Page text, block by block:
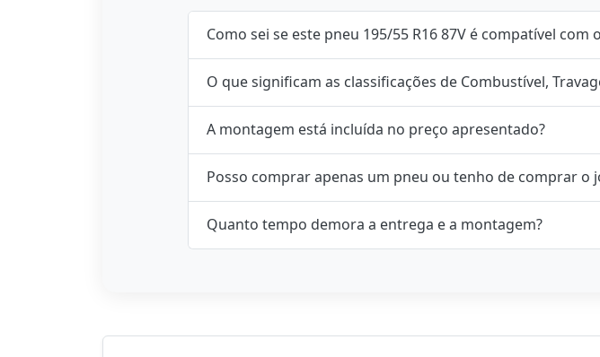
Como sei se este pneu 195/55 R16 87V é compatível com
O que significam as classificações de Combustível,
A montagem está incluída no preço apresentado?
Posso comprar apenas um pneu ou tenho de comprar o
Quanto tempo demora a entrega e a montagem?